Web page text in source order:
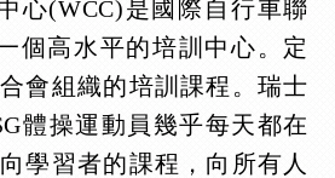
心(WCC)是國際自行車聯
個高水平的培訓中心。定
會組織的培訓課程。瑞士
體操運動員幾乎每天都在
學習者的課程，向所有人